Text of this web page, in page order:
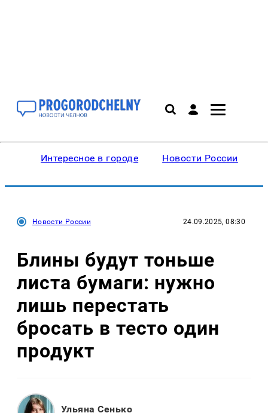
Интересное в городе Новости России
Новости России 24.09.2025, 08:30
Блины будут тоньше
листа бумаги: нужно
лишь перестать
бросать в тесто один
продукт
Ульяна Сенько